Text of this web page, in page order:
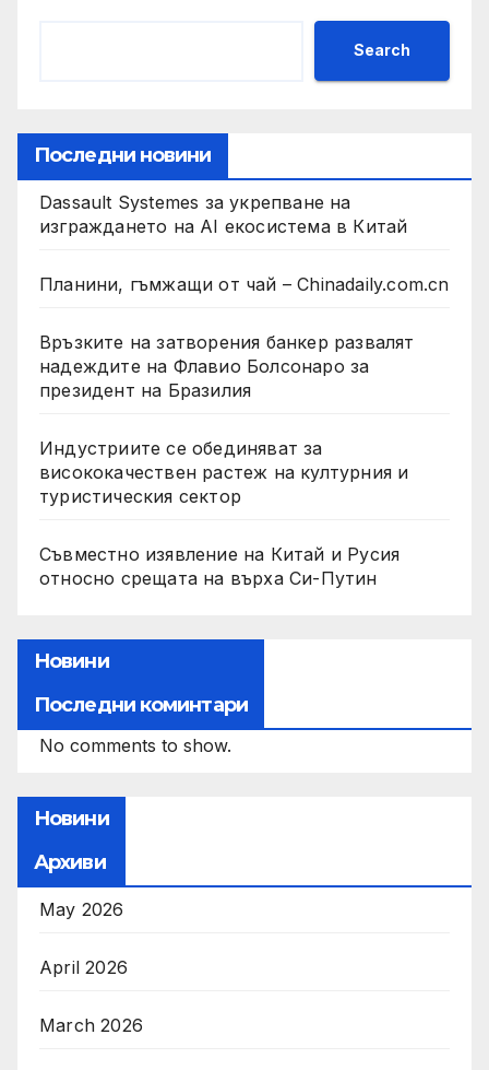
Search
Последни новини
Dassault Systemes за укрепване на
изграждането на AI екосистема в Китай
Планини, гъмжащи от чай – Chinadaily.com.cn
Връзките на затворения банкер развалят
надеждите на Флавио Болсонаро за
президент на Бразилия
Индустриите се обединяват за
висококачествен растеж на културния и
туристическия сектор
Съвместно изявление на Китай и Русия
относно срещата на върха Си-Путин
Новини
Последни коминтари
No comments to show.
Новини
Архиви
May 2026
April 2026
March 2026